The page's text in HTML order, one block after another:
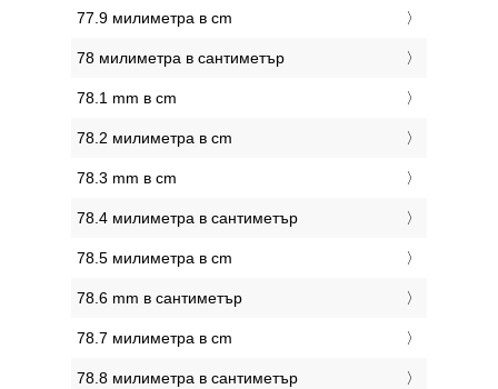
77.9 милиметра в cm
78 милиметра в сантиметър
78.1 mm в cm
78.2 милиметра в cm
78.3 mm в cm
78.4 милиметра в сантиметър
78.5 милиметра в cm
78.6 mm в сантиметър
78.7 милиметра в cm
78.8 милиметра в сантиметър